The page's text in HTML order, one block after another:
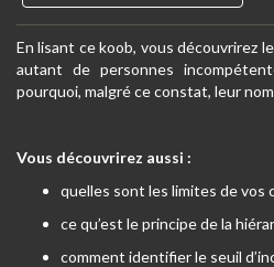
En lisant ce koob, vous découvrirez
autant de personnes
pourquoi, malgré ce constat, leur
Vous découvrirez aussi :
quelles sont les limites de vos
ce qu’est le principe de la
comment identifier le seuil